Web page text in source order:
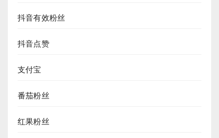
抖音有效粉丝
抖音点赞
支付宝
番茄粉丝
红果粉丝